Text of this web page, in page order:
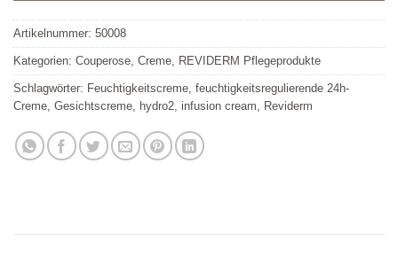
Artikelnummer: 50008
Kategorien: Couperose, Creme, REVIDERM Pflegeprodukte
Schlagwörter: Feuchtigkeitscreme, feuchtigkeitsregulierende 24h-
Creme, Gesichtscreme, hydro2, infusion cream, Reviderm